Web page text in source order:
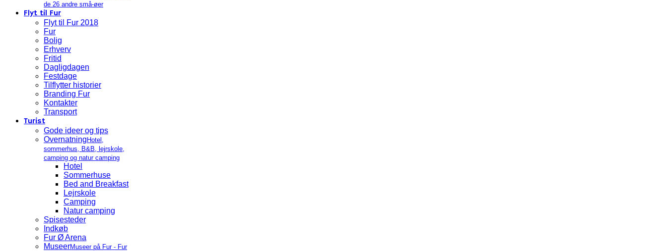
de 26 andre små-øer
Flyt til Fur
Flyt til Fur 2018
Fur
Bolig
Erhverv
Fritid
Dagligdagen
Festdage
Tilflytter historier
Branding Fur
Kontakter
Transport
Turist
Gode ideer og tips
Overnatning Hotel,
sommerhus, B&B, lejrskole,
camping og natur camping
Hotel
Sommerhuse
Bed and Breakfast
Lejrskole
Camping
Natur camping
Spisesteder
Indkøb
Fur Ø Arena
MuseerMuseer på Fur - Fur